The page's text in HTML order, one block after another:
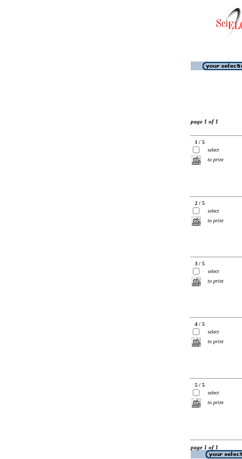
page 1 of 1
1 / 5
select
to print
2 / 5
select
to print
3 / 5
select
to print
4 / 5
select
to print
5 / 5
select
to print
page 1 of 1